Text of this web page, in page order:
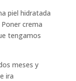
piel hidratada
crema
tengamos
meses y
ira